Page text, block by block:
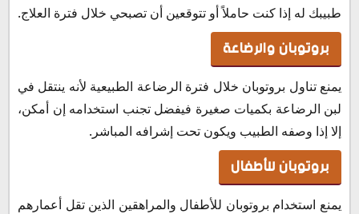
طبيبك له إذا كنت حاملاً أو تتوقعين أن تصبحي خلال فترة العلاج.
بروتوبان والرضاعة
يمنع تناول بروتوبان خلال فترة الرضاعة الطبيعية لأنه ينتقل في
لبن الرضاعة بكميات صغيرة فيفضل تجنب استخدامه إن أمكن،
إلا إذا وصفه الطبيب ويكون تحت إشرافه المباشر.
بروتوبان للأطفال
يمنع استخدام بروتوبان للأطفال والمراهقين الذين تقل أعمارهم